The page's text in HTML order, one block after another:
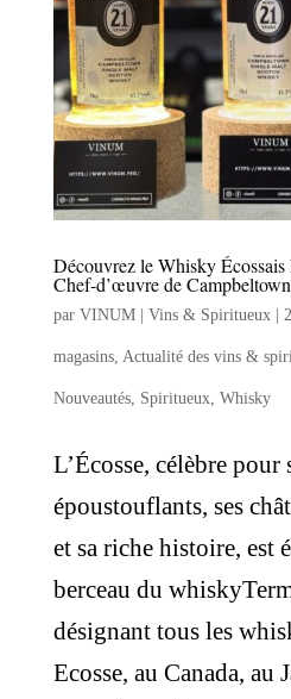
Découvrez le Whisky
Chef-d’œuvre de Campbeltown
par VINUM | Vins & Spiritueux|
magasins, Actualité des vins &
Nouveautés, Spiritueux, Whisky
L’Écosse, célèbre pour
époustouflants, ses
et sa riche histoire, est
berceau du
désignant tous les
Ecosse, au Canada, au